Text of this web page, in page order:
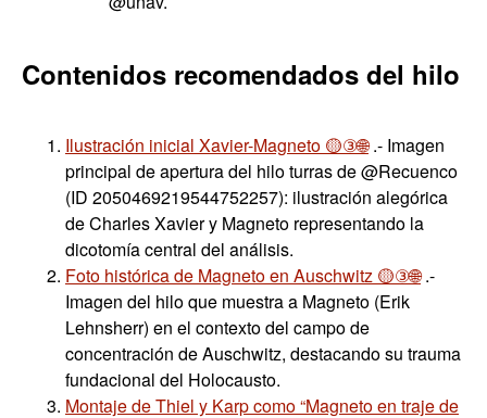
Contenidos recomendados del hilo
Ilustración inicial Xavier-Magneto 🟡③🌐.- Imagen
principal de apertura del hilo turras de @Recuenco
(ID 2050469219544752257): ilustración alegórica
de Charles Xavier y Magneto representando la
dicotomía central del análisis.
Foto histórica de Magneto en Auschwitz 🟡③🌐.-
Imagen del hilo que muestra a Magneto (Erik
Lehnsherr) en el contexto del campo de
concentración de Auschwitz, destacando su trauma
fundacional del Holocausto.
Montaje de Thiel y Karp como “Magneto en traje de